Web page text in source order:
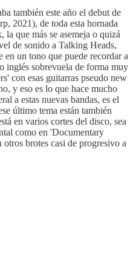
también este año el debut de
2021), de toda esta hornada
que más se asemeja o quizá
de sonido a Talking Heads,
un tono que puede recordar a
inglés sobrevuela de forma muy
con esas guitarras pseudo new
y eso es lo que hace mucho
a estas nuevas bandas, es el
último tema están también
en varios cortes del disco, sea
como en 'Documentary
brotes casi de progresivo a